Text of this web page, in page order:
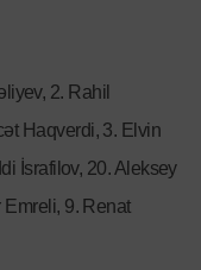
2. Rahil
Haqverdi, 3. Elvin
İsrafilov, 20. Aleksey
Emreli, 9. Renat